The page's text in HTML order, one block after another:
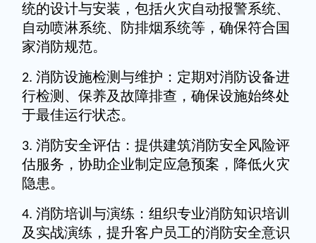
统的设计与安装，包括火灾自动报警系统、
自动喷淋系统、防排烟系统等，确保符合国
家消防规范。
2.消防设施检测与维护：定期对消防设备进
行检测、保养及故障排查，确保设施始终处
于最佳运行状态。
3.消防安全评估：提供建筑消防安全风险评
估服务，协助企业制定应急预案，降低火灾
隐患。
4.消防培训与演练：组织专业消防知识培训
及实战演练，提升客户员工的消防安全意识